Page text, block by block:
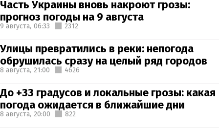
Часть Украины вновь накроют грозы:
прогноз погоды на 9 августа
9 августа, 06:33 2312
Улицы превратились в реки: непогода
обрушилась сразу на целый ряд городов
8 августа, 21:00 4626
До +33 градусов и локальные грозы: какая
погода ожидается в ближайшие дни
8 августа, 20:00 822